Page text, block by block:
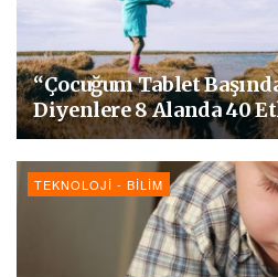
“Çocuğum Tablet
Diyenlere 8 Alanda 40
TEKNOLOJI - BILIM